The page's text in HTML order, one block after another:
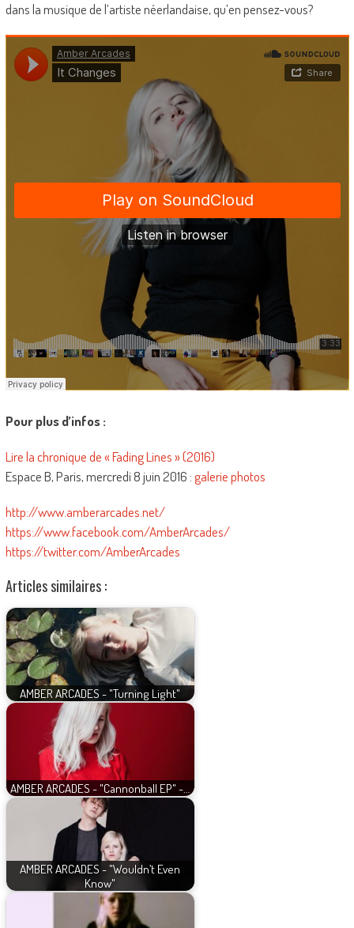
dans la musique de l’artiste néerlandaise, qu’en pensez-vous?
Pour plus d’infos :
Lire la chronique de « Fading Lines » (2016)
Espace B, Paris, mercredi 8 juin 2016 :galerie photos
http://www.amberarcades.net/
https://www.facebook.com/AmberArcades/
https://twitter.com/AmberArcades
Articles similaires :
AMBER ARCADES - "Turning Light"
AMBER ARCADES - "Cannonball EP" -…
AMBER ARCADES - "Wouldn’t Even
Know"